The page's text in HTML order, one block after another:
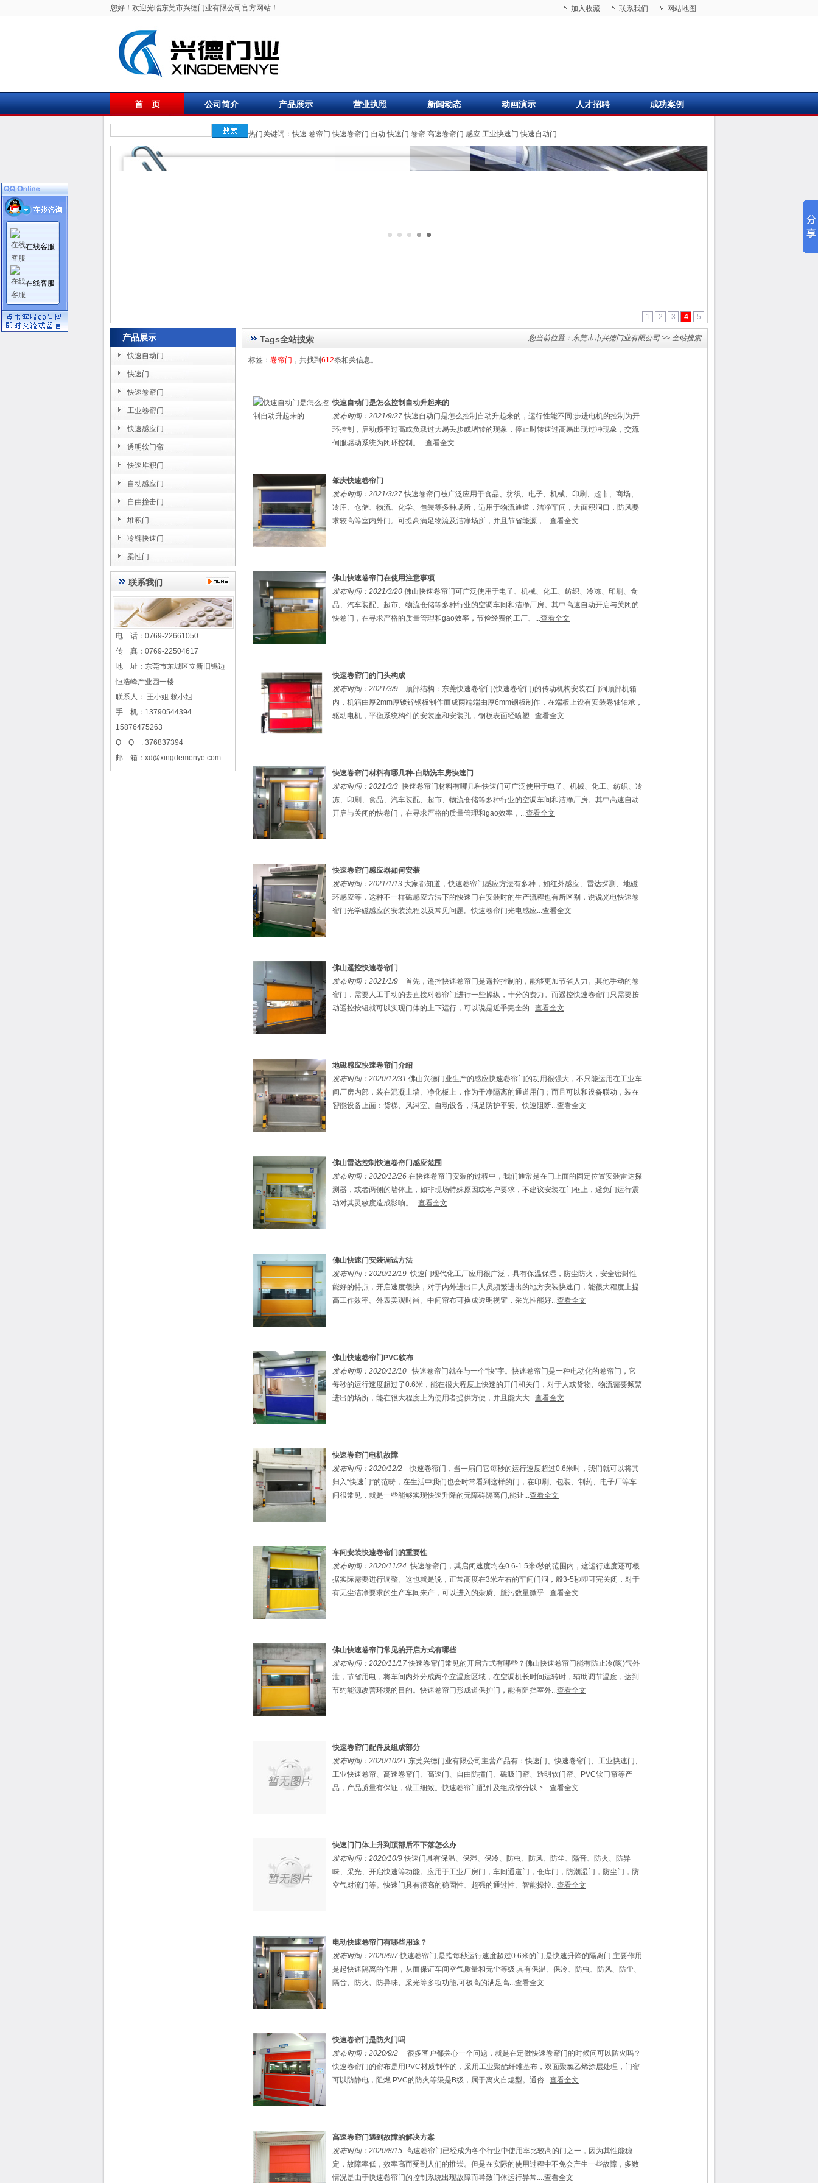
您好！欢迎光临东莞市兴德门业有限公司官方网站！ 加入收藏 联系我们 网站地图
首 页 公司简介 产品展示 营业执照 新闻动态 动画演示 人才招聘 成功案例
热门关键词：快速 卷帘门 快速卷帘门 自动 快速门 卷帘 高速卷帘门 感应 工业快速门 快速自动门
1 2 3 4 5
产品展示
快速自动门
快速门
快速卷帘门
工业卷帘门
快速感应门
透明软门帘
快速堆积门
自动感应门
自由撞击门
堆积门
冷链快速门
柔性门
联系我们
电 话：0769-22661050
传 真：0769-22504617
地 址：东莞市东城区立新旧锡边
恒浩峰产业园一楼
联系人： 王小姐 赖小姐
手 机：13790544394
15876475263
Q Q : 376837394
邮 箱：xd@xingdemenye.com
您当前位置： 东莞市市兴德门业有限公司 >> 全站搜索
Tags全站搜索
标签： 卷帘门 ，共找到 612条相关信息。
快速自动门是怎么控制自动升起来的
发布时间：2021/9/27 快速自动门是怎么控制自动升起来的，运行性能不同;步进电机的控制为开
环控制，启动频率过高或负载过大易丢步或堵转的现象，停止时转速过高易出现过冲现象，交流
伺服驱动系统为闭环控制。...查看全文
肇庆快速卷帘门
发布时间：2021/3/27 快速卷帘门被广泛应用于食品、纺织、电子、机械、印刷、超市、商场、
冷库、仓储、物流、化学、包装等多种场所，适用于物流通道，洁净车间，大面积洞口，防风要
求较高等室内外门。可提高满足物流及洁净场所，并且节省能源，...查看全文
佛山快速卷帘门在使用注意事项
发布时间：2021/3/20 佛山快速卷帘门可广泛使用于电子、机械、化工、纺织、冷冻、印刷、食
品、汽车装配、超市、物流仓储等多种行业的空调车间和洁净厂房。其中高速自动开启与关闭的
快卷门，在寻求严格的质量管理和gao效率，节俭经费的工厂、...查看全文
快速卷帘门的门头构成
发布时间：2021/3/9 ​ 顶部结构：东莞快速卷帘门(快速卷帘门)的传动机构安装在门洞顶部机箱
内，机箱由厚2mm厚镀锌钢板制作而成两端端由厚6mm钢板制作，在端板上设有安装卷轴轴承，
驱动电机，平衡系统构件的安装座和安装孔，钢板表面经喷塑...查看全文
快速卷帘门材料有哪几种-自助洗车房快速门
发布时间：2021/3/3 快速卷帘门材料有哪几种快速门可广泛使用于电子、机械、化工、纺织、冷
冻、印刷、食品、汽车装配、超市、物流仓储等多种行业的空调车间和洁净厂房。其中高速自动
开启与关闭的快卷门，在寻求严格的质量管理和gao效率，...查看全文
快速卷帘门感应器如何安装
发布时间：2021/1/13 大家都知道，快速卷帘门感应方法有多种，如红外感应、雷达探测、地磁
环感应等，这种不一样磁感应方法下的快速门在安装时的生产流程也有所区别，说说光电快速卷
帘门光学磁感应的安装流程以及常见问题。快速卷帘门光电感应...查看全文
佛山遥控快速卷帘门
发布时间：2021/1/9
首先，遥控快速卷帘门是遥控控制的，能够更加节省人力。其他手动的卷
帘门，需要人工手动的去直接对卷帘门进行一些操纵，十分的费力。而遥控快速卷帘门只需要按
动遥控按钮就可以实现门体的上下运行，可以说是近乎完全的...查看全文
地磁感应快速卷帘门介绍
发布时间：2020/12/31 佛山兴德门业生产的感应快速卷帘门的功用很强大，不只能运用在工业车
间厂房内部，装在混凝土墙、净化板上，作为干净隔离的通道用门；而且可以和设备联动，装在
智能设备上面：货梯、风淋室、自动设备，满足防护平安、快速阻断...查看全文
佛山雷达控制快速卷帘门感应范围
发布时间：2020/12/26 在快速卷帘门安装的过程中，我们通常是在门上面的固定位置安装雷达探
测器，或者两侧的墙体上，如非现场特殊原因或客户要求，不建议安装在门框上，避免门运行震
动对其灵敏度造成影响。...查看全文
佛山快速门安装调试方法
发布时间：2020/12/19 快速门现代化工厂应用很广泛，具有保温保湿，防尘防火，安全密封性
能好的特点，开启速度很快，对于内外进出口人员频繁进出的地方安装快速门，能很大程度上提
高工作效率。外表美观时尚。中间帘布可换成透明视窗，采光性能好...查看全文
佛山快速卷帘门PVC软布
发布时间：2020/12/10 快速卷帘门就在与一个“快”字。快速卷帘门是一种电动化的卷帘门，它
每秒的运行速度超过了0.6米，能在很大程度上快速的开门和关门，对于人或货物、物流需要频繁
进出的场所，能在很大程度上为使用者提供方便，并且能大大...查看全文
快速卷帘门电机故障
发布时间：2020/12/2
快速卷帘门，当一扇门它每秒的运行速度超过0.6米时，我们就可以将其
归入“快速门”的范畴，在生活中我们也会时常看到这样的门，在印刷、包装、制药、电子厂等车
间很常见，就是一些能够实现快速升降的无障碍隔离门,能让...查看全文
车间安装快速卷帘门的重要性
发布时间：2020/11/24 快速卷帘门，其启闭速度均在0.6-1.5米/秒的范围内，这运行速度还可根
据实际需要进行调整。这也就是说，正常高度在3米左右的车间门洞，般3-5秒即可完关闭，对于
有无尘洁净要求的生产车间来产，可以进入的杂质、脏污数量微乎...查看全文
佛山快速卷帘门常见的开启方式有哪些
发布时间：2020/11/17 快速卷帘门常见的开启方式有哪些？佛山快速卷帘门能有防止冷(暖)气外
泄，节省用电，将车间内外分成两个立温度区域，在空调机长时间运转时，辅助调节温度，达到
节约能源改善环境的目的。快速卷帘门形成道保护门，能有阻挡室外...查看全文
快速卷帘门配件及组成部分
发布时间：2020/10/21 东莞兴德门业有限公司主营产品有：快速门、快速卷帘门、工业快速门、
工业快速卷帘、高速卷帘门、高速门、自由防撞门、磁吸门帘、透明软门帘、PVC软门帘等产
品，产品质量有保证，做工细致。快速卷帘门配件及组成部分以下...查看全文
快速门门体上升到顶部后不下落怎么办
发布时间：2020/10/9 快速门具有保温、保湿、保冷、防虫、防风、防尘、隔音、防火、防异
味、采光、开启快速等功能。应用于工业厂房门，车间通道门，仓库门，防潮湿门，防尘门，防
空气对流门等。快速门具有很高的稳固性、超强的通过性、智能操控...查看全文
电动快速卷帘门有哪些用途？
发布时间：2020/9/7 快速卷帘门,是指每秒运行速度超过0.6米的门,是快速升降的隔离门,主要作用
是起快速隔离的作用，从而保证车间空气质量和无尘等级.具有保温、保冷、防虫、防风、防尘、
隔音、防火、防异味、采光等多项功能,可极高的满足高...查看全文
快速卷帘门是防火门吗
发布时间：2020/9/2
很多客户都关心一个问题，就是在定做快速卷帘门的时候问可以防火吗？
快速卷帘门的帘布是用PVC材质制作的，采用工业聚酯纤维基布，双面聚氯乙烯涂层处理，门帘
可以防静电，阻燃.PVC的防火等级是B级，属于离火自熄型。通俗...查看全文
高速卷帘门遇到故障的解决方案
发布时间：2020/8/15 高速卷帘门已经成为各个行业中使用率比较高的门之一，因为其性能稳
定，故障率低，效率高而受到人们的推崇。但是在实际的使用过程中不免会产生一些故障，多数
情况是由于快速卷帘门的控制系统出现故障而导致门体运行异常....查看全文
在线客服
在线客服